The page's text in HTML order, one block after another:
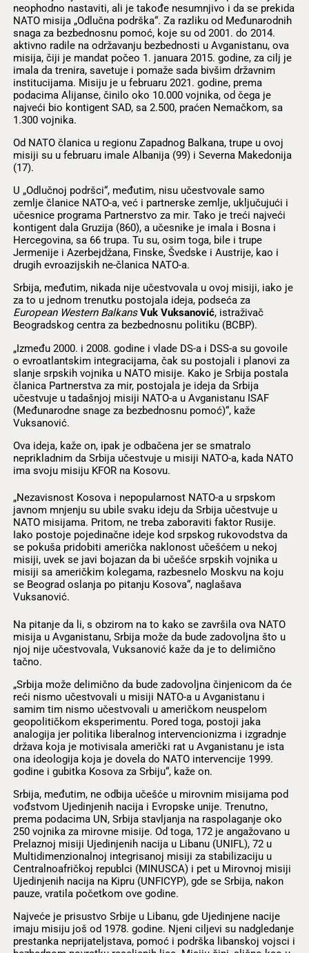
neophodno nastaviti, ali je takođe nesumnjivo i da se prekida
NATO misija „Odlučna podrška“. Za razliku od Međunarodnih
snaga za bezbednosnu pomoć, koje su od 2001. do 2014.
aktivno radile na održavanju bezbednosti u Avganistanu, ova
misija, čiji je mandat počeo 1. januara 2015. godine, za cilj je
imala da trenira, savetuje i pomaže sada bivšim državnim
institucijama. Misiju je u februaru 2021. godine, prema
podacima Alijanse, činilo oko 10.000 vojnika, od čega je
najveći bio kontigent SAD, sa 2.500, praćen Nemačkom, sa
1.300 vojnika.
Od NATO članica u regionu Zapadnog Balkana, trupe u ovoj
misiji su u februaru imale Albanija (99) i Severna Makedonija
(17).
U „Odlučnoj podršci“, međutim, nisu učestvovale samo
zemlje članice NATO-a, već i partnerske zemlje, uključujući i
učesnice programa Partnerstvo za mir. Tako je treći najveći
kontigent dala Gruzija (860), a učesnike je imala i Bosna i
Hercegovina, sa 66 trupa. Tu su, osim toga, bile i trupe
Jermenije i Azerbejdžana, Finske, Švedske i Austrije, kao i
drugih evroazijskih ne-članica NATO-a.
Srbija, međutim, nikada nije učestvovala u ovoj misiji, iako je
za to u jednom trenutku postojala ideja, podseća za
European Western BalkansVuk Vuksanović, istraživač
Beogradskog centra za bezbednosnu politiku (BCBP).
„Između 2000. i 2008. godine i vlade DS-a i DSS-a su govoile
o evroatlantskim integracijama, čak su postojali i planovi za
slanje srpskih vojnika u NATO misije. Kako je Srbija postala
članica Partnerstva za mir, postojala je ideja da Srbija
učestvuje u tadašnjoj misiji NATO-a u Avganistanu ISAF
(Međunarodne snage za bezbednosnu pomoć)“, kaže
Vuksanović.
Ova ideja, kaže on, ipak je odbačena jer se smatralo
neprikladnim da Srbija učestvuje u misiji NATO-a, kada NATO
ima svoju misiju KFOR na Kosovu.
„Nezavisnost Kosova i nepopularnost NATO-a u srpskom
javnom mnjenju su ubile svaku ideju da Srbija učestvuje u
NATO misijama. Pritom, ne treba zaboraviti faktor Rusije.
Iako postoje pojedinačne ideje kod srpskog rukovodstva da
se pokuša pridobiti američka naklonost učešćem u nekoj
misiji, uvek se javi bojazan da bi učešće srpskih vojnika u
misiji sa američkim kolegama, razbesnelo Moskvu na koju
se Beograd oslanja po pitanju Kosova“, naglašava
Vuksanović.
Na pitanje da li, s obzirom na to kako se završila ova NATO
misija u Avganistanu, Srbija može da bude zadovoljna što u
njoj nije učestvovala, Vuksanović kaže da je to delimično
tačno.
„Srbija može delimično da bude zadovoljna činjenicom da će
reći nismo učestvovali u misiji NATO-a u Avganistanu i
samim tim nismo učestvovali u američkom neuspelom
geopolitičkom eksperimentu. Pored toga, postoji jaka
analogija jer politika liberalnog intervencionizma i izgradnje
država koja je motivisala američki rat u Avganistanu je ista
ona ideologija koja je dovela do NATO intervencije 1999.
godine i gubitka Kosova za Srbiju“, kaže on.
Srbija, međutim, ne odbija učešće u mirovnim misijama pod
vođstvom Ujedinjenih nacija i Evropske unije. Trenutno,
prema podacima UN, Srbija stavljanja na raspolaganje oko
250 vojnika za mirovne misije. Od toga, 172 je angažovano u
Prelaznoj misiji Ujedinjenih nacija u Libanu (UNIFL), 72 u
Multidimenzionalnoj integrisanoj misiji za stabilizaciju u
Centralnoafričkoj republci (MINUSCA) i pet u Mirovnoj misiji
Ujedinjenih nacija na Kipru (UNFICYP), gde se Srbija, nakon
pauze, vratila početkom ove godine.
Najveće je prisustvo Srbije u Libanu, gde Ujedinjene nacije
imaju misiju još od 1978. godine. Njeni ciljevi su nadgledanje
prestanka neprijateljstava, pomoć i podrška libanskoj vojsci i